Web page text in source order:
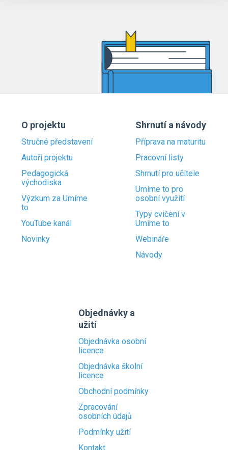
O projektu
Stručné představení
Autoři projektu
Pedagogická
východiska
Výzkum za Umíme
to
YouTube kanál
Novinky
Shrnutí a návody
Příprava na maturitu
Pracovní listy
Shrnutí pro učitele
Umíme to pro
osobní využití
Typy cvičení v
Umíme to
Webináře
Návody
Objednávky a
užití
Objednávka osobní
licence
Objednávka školní
licence
Obchodní podmínky
Zpracování
osobních údajů
Podmínky užití
Kontakt